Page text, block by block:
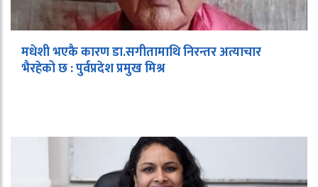
मधेशी भएकै कारण डा.सगीतामाथि निरन्तर अत्याचार
भैरहेको छ : पुर्वप्रदेश प्रमुख मिश्र